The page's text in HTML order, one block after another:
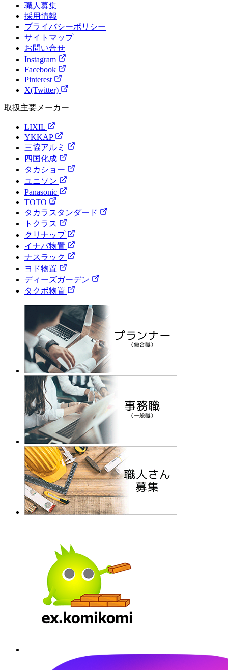
職人募集
採用情報
プライバシーポリシー
サイトマップ
お問い合せ
Instagram
Facebook
Pinterest
X(Twitter)
取扱主要メーカー
LIXIL
YKKAP
三協アルミ
四国化成
タカショー
ユニソン
Panasonic
TOTO
タカラスタンダード
トクラス
クリナップ
イナバ物置
ナスラック
ヨド物置
ディーズガーデン
タクボ物置